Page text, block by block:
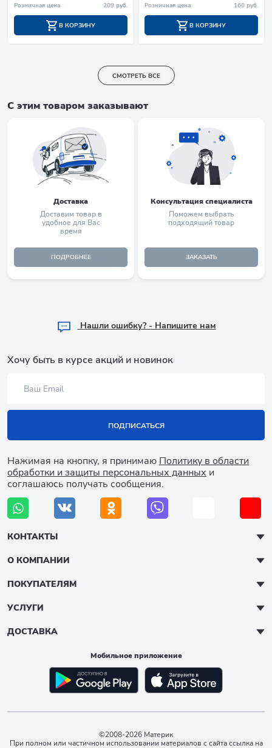
Розничная цена
209 руб.
В КОРЗИНУ
Розничная цена
160 руб.
В КОРЗИНУ
СМОТРЕТЬ ВСЕ
С этим товаром заказывают
Доставка
Доставим товар в
удобное для Вас
время
ПОДРОБНЕЕ
Консультация специалиста
Поможем выбрать
подходящий товар
ЗАКАЗАТЬ
Hашли ошибку? - Напишите нам
Хочу быть в курсе акций и новинок
ПОДПИСАТЬСЯ
Нажимая на кнопку, я принимаю Политику в области
обработки и защиты персональных данных и
соглашаюсь получать сообщения.
КОНТАКТЫ
О КОМПАНИИ
ПОКУПАТЕЛЯМ
УСЛУГИ
ДОСТАВКА
Мобильное приложение
©2008-2026 Материк
При полном или частичном использовании материалов с сайта ссылка на